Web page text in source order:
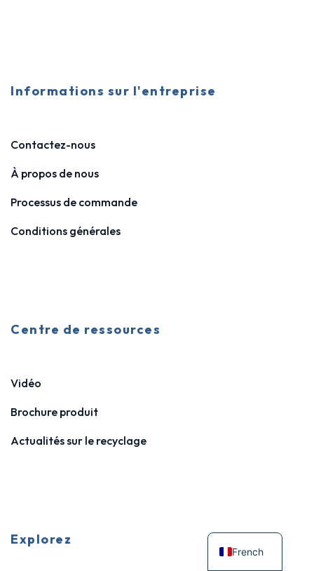
Informations sur l'entreprise
Contactez-nous
À propos de nous
Processus de commande
Conditions générales
Centre de ressources
Vidéo
Brochure produit
Actualités sur le recyclage
Explorez
French